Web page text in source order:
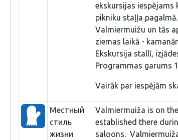
ekskursijas iespējams
pikniku staļļa
Valmiermuižu un tās
ziemas laikā -
Ekskursija stallī,
Programmas garums
Vairāk par iespējām
Местный
стиль
жизни
Valmiermuiža is on
established there
saloons.